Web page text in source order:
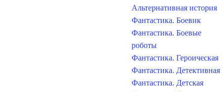
Альтернативная история
Фантастика. Боевик
Фантастика. Боевые
роботы
Фантастика. Героическая
Фантастика. Детективная
Фантастика. Детская